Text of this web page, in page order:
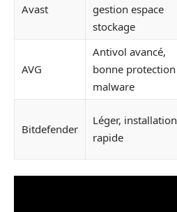
Avast
gestion espace
stockage
AVG
Antivol avancé,
bonne protection
malware
Bitdefender
Léger, installation
rapide